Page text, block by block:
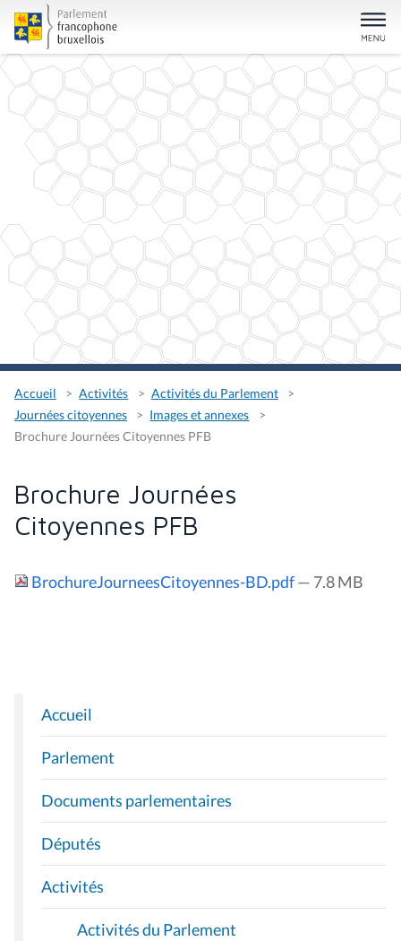
Accueil Activités
Activités du Parlement
Journées citoyennes
Images et annexes
Brochure Journées Citoyennes PFB
Brochure Journées
Citoyennes PFB
BrochureJourneesCitoyennes-BD.pdf— 7.8 MB
N
A
V
I
G
A
T
I
O
Accueil
Parlement
Documents parlementaires
Députés
Activités
Activités du Parlement